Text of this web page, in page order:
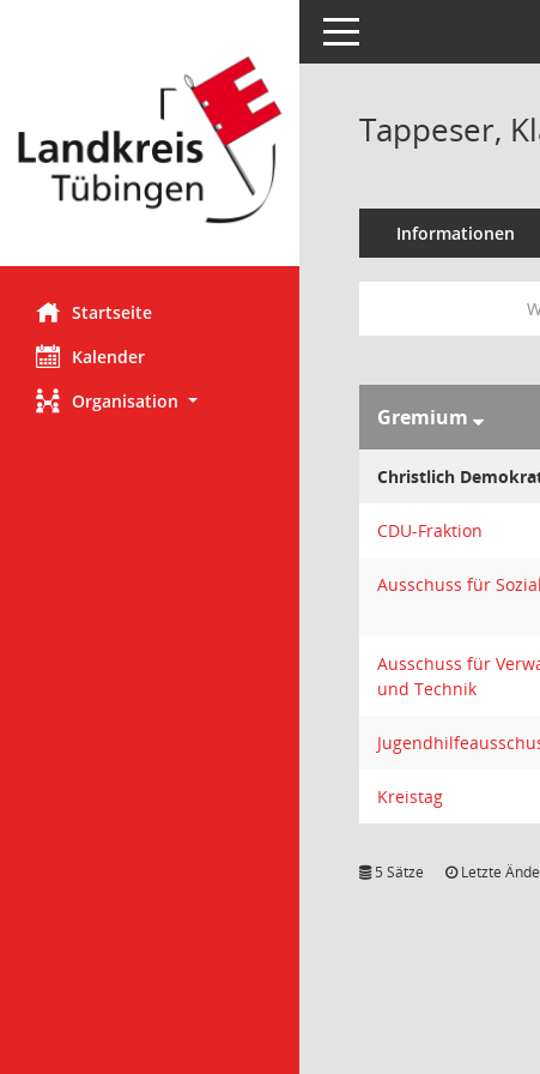
Startseite
Kalender
Organisation
Toggle navigation
Tappeser,
Informationen
Gremium
Christlich
CDU-Fraktion
Ausschuss für
Ausschuss für
und Technik
Kreistag
5 Sätze Letzte